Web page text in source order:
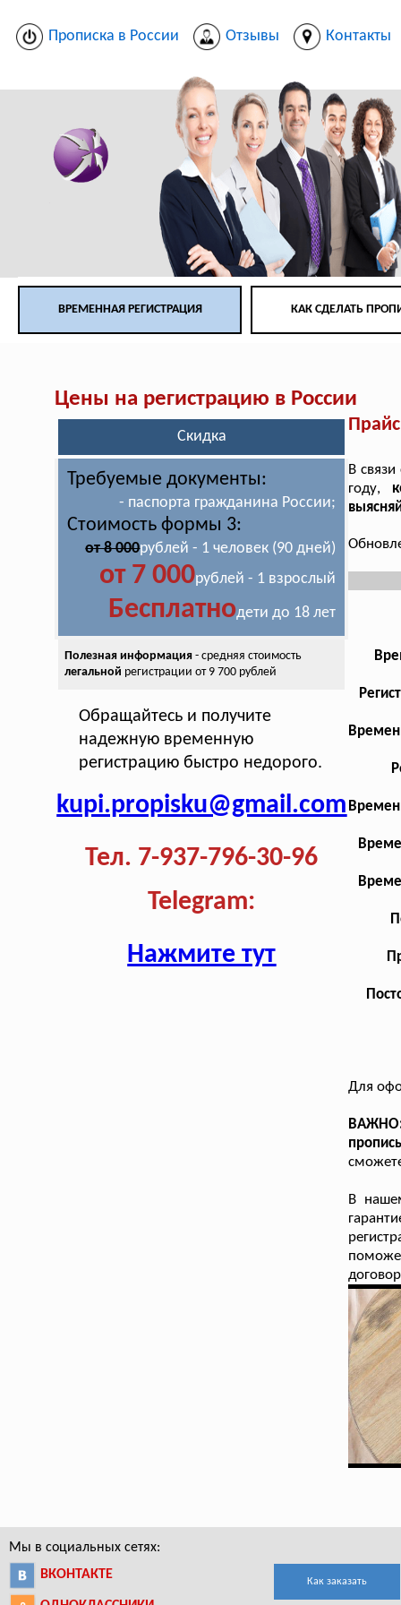
Прописка в России Отзывы Контакты
ВРЕМЕННАЯ РЕГИСТРАЦИЯ КАК СДЕЛАТЬ
Цены на регистрацию в России
Скидка
Требуемые документы:
- паспорта гражданина России;
Стоимость формы 3:
от 8 000рублей - 1 человек (90 дней)
от 7 000рублей - 1 взрослый
Бесплатнодети до 18 лет
Полезная информация- средняя стоимость
легальной регистрации от 9 700 рублей
Обращайтесь и получите
надежную временную
регистрацию быстро недорого.
kupi.propisku@gmail.com
Тел. 7-937-796-30-96
Telegram:
Нажмите тут
В
году,
Для
В
Мы в социальных сетях:
ВКОНТАКТЕ
Как заказать